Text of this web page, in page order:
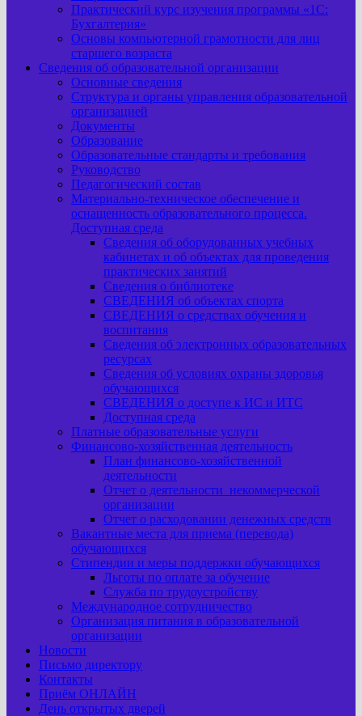
Практический курс изучения программы «1С:
Бухгалтерия»
Основы компьютерной грамотности для лиц
старшего возраста
Сведения об образовательной организации
Основные сведения
Структура и органы управления образовательной
организацией
Документы
Образование
Образовательные стандарты и требования
Руководство
Педагогический состав
Материально-техническое обеспечение и
оснащенность образовательного процесса.
Доступная среда
Сведения об оборудованных учебных
кабинетах и об объектах для проведения
практических занятий
Сведения о библиотеке
СВЕДЕНИЯ об объектах спорта
СВЕДЕНИЯ о средствах обучения и
воспитания
Сведения об электронных образовательных
ресурсах
Сведения об условиях охраны здоровья
обучающихся
СВЕДЕНИЯ о доступе к ИС и ИТС
Доступная среда
Платные образовательные услуги
Финансово-хозяйственная деятельность
План финансово-хозяйственной
деятельности
Отчет о деятельности некоммерческой
организации
Отчет о расходовании денежных средств
Вакантные места для приема (перевода)
обучающихся
Стипендии и меры поддержки обучающихся
Льготы по оплате за обучение
Служба по трудоустройству
Международное сотрудничество
Организация питания в образовательной
организации
Новости
Письмо директору
Контакты
Приём ОНЛАЙН
День открытых дверей